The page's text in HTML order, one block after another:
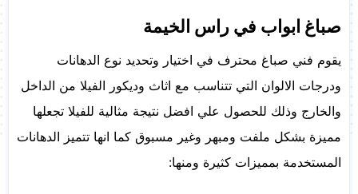
صباغ ابواب في راس الخيمة
يقوم فني صباغ محترف في اختيار وتحديد نوع الدهانات
ودرجات الالوان التي تتناسب مع اثاث وديكور الفيلا من الداخل
والخارج وذلك للحصول علي افضل نتيجة مثالية للفيلا تجعلها
مميزة بشكل ملفت ومبهر وغير مسبوق كما انها تتميز الدهانات
المستخدمة بمميزات كثيرة ومنها: